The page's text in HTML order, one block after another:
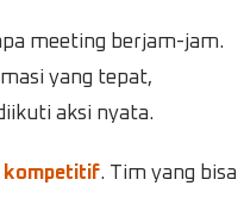
meeting berjam-jam.
yang tepat,
aksi nyata.
kompetitif. Tim yang bisa